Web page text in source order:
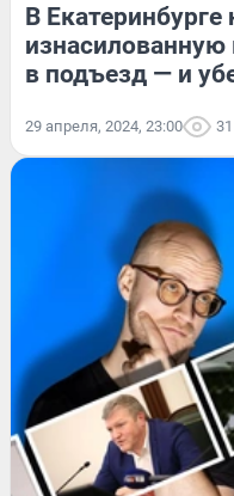
В
изнасилованную
в подъезд — и
29 апреля, 2024, 23:00